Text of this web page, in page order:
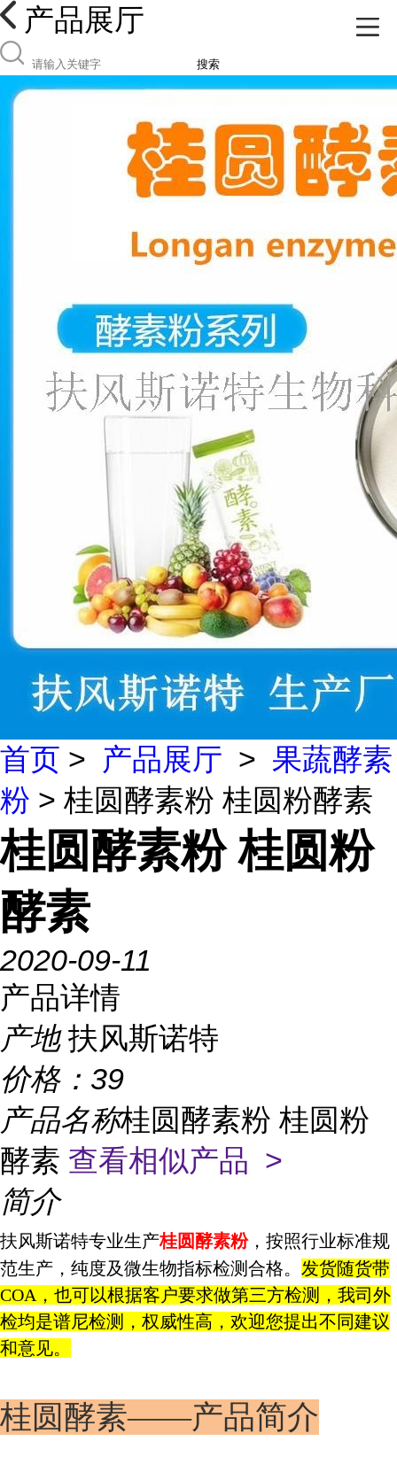
产品展厅
搜索
首页 > 产品展厅 > 果蔬酵素
粉 > 桂圆酵素粉 桂圆粉酵素
桂圆酵素粉 桂圆粉
酵素
2020-09-11
产品详情
产地 扶风斯诺特
价格： 39
产品名称桂圆酵素粉 桂圆粉
酵素 查看相似产品 >
简介
扶风斯诺特专业生产桂圆酵素粉，按照行业标准规
范生产，纯度及微生物指标检测合格。 发货随货带
COA，也可以根据客户要求做第三方检测，我司外
检均是谱尼检测，权威性高，欢迎您提出不同建议
和意见。
桂圆酵素——产品简介